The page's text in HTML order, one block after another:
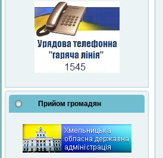
Прийом громадян